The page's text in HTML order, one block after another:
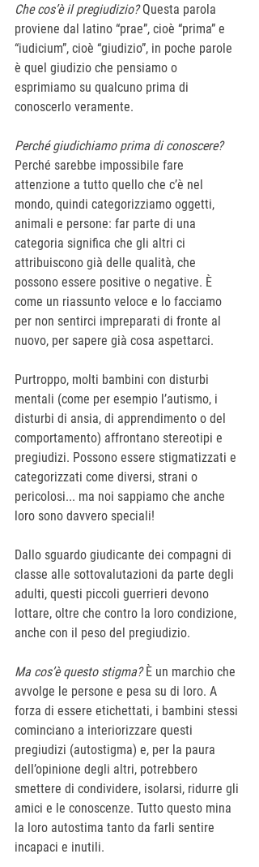
Che cos’è il pregiudizio? Questa parola
proviene dal latino “prae”, cioè “prima” e
“iudicium”, cioè “giudizio”, in poche parole
è quel giudizio che pensiamo o
esprimiamo su qualcuno prima di
conoscerlo veramente.
Perché giudichiamo prima di conoscere?
Perché sarebbe impossibile fare
attenzione a tutto quello che c’è nel
mondo, quindi categorizziamo oggetti,
animali e persone: far parte di una
categoria significa che gli altri ci
attribuiscono già delle qualità, che
possono essere positive o negative. È
come un riassunto veloce e lo facciamo
per non sentirci impreparati di fronte al
nuovo, per sapere già cosa aspettarci.
Purtroppo, molti bambini con disturbi
mentali (come per esempio l’autismo, i
disturbi di ansia, di apprendimento o del
comportamento) affrontano stereotipi e
pregiudizi. Possono essere stigmatizzati e
categorizzati come diversi, strani o
pericolosi... ma noi sappiamo che anche
loro sono davvero speciali!
Dallo sguardo giudicante dei compagni di
classe alle sottovalutazioni da parte degli
adulti, questi piccoli guerrieri devono
lottare, oltre che contro la loro condizione,
anche con il peso del pregiudizio.
Ma cos’è questo stigma? È un marchio che
avvolge le persone e pesa su di loro. A
forza di essere etichettati, i bambini stessi
cominciano a interiorizzare questi
pregiudizi (autostigma) e, per la paura
dell’opinione degli altri, potrebbero
smettere di condividere, isolarsi, ridurre gli
amici e le conoscenze. Tutto questo mina
la loro autostima tanto da farli sentire
incapaci e inutili.